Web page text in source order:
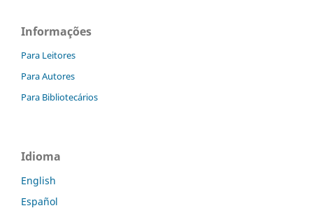
Informações
Para Leitores
Para Autores
Para Bibliotecários
Idioma
English
Español